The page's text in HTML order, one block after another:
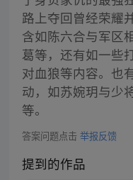
路上夺回曾经荣耀
含如陈六合与军区
葛等，还有如一些
对血狼等内容。也
动，如苏婉玥与少
等。
答案问题点击 举报反馈
提到的作品